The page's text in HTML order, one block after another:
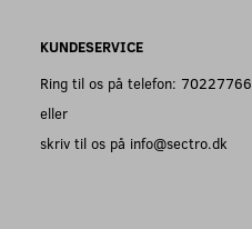
KUNDESERVICE
Ring til os på telefon: 70227766
eller
skriv til os på info@sectro.dk